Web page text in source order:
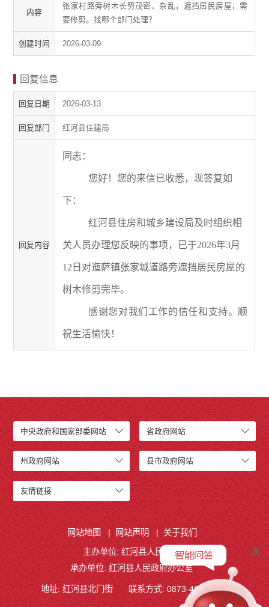
内容
张家村路旁树木长势茂密、杂乱，遮挡居民房屋，需
要修剪。找哪个部门处理？
创建时间 2026-03-09
回复信息
回复日期 2026-03-13
回复部门 红河县住建局
回复内容
同志：
您好！您的来信已收悉，现答复如
下 ：
红河县住房和城乡建设局及时组织相
关人员办理您反映的事项，已于2026年3月
12 日对迤萨镇张家城道路旁遮挡居民房屋的
树木修剪完毕。
感谢您对我们工作的信任和支持。顺
祝生活愉快！
中央政府和国家部委网站 省政府网站
州政府网站 县市政府网站
友情链接
x
网站地图 | 网站声明 |
关于我们
主办单位: 红河县人民政府
承办单位: 红河县人民政府办公室
地址: 红河县北门街 联系方式: 0873-4621209